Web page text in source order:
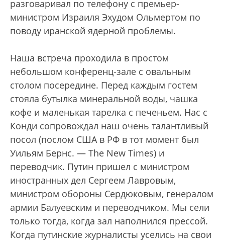
разговаривал по телефону с премьер-
министром Израиля Эхудом Ольмертом по
поводу иранской ядерной проблемы.
Наша встреча проходила в простом
небольшом конференц-зале с овальным
столом посередине. Перед каждым гостем
стояла бутылка минеральной воды, чашка
кофе и маленькая тарелка с печеньем. Нас с
Конди сопровождал наш очень талантливый
посол (послом США в РФ в тот момент был
Уильям Бернс. — The New Times) и
переводчик. Путин пришел с министром
иностранных дел Сергеем Лавровым,
министром обороны Сердюковым, генералом
армии Балуевским и переводчиком. Мы сели
только тогда, когда зал наполнился прессой.
Когда путинские журналисты уселись на свои